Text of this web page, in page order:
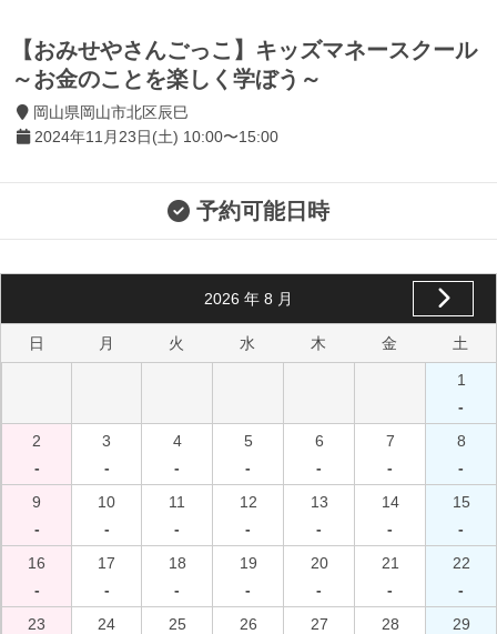
【おみせやさんごっこ】キッズマネースクール
～お金のことを楽しく学ぼう～
岡山県岡山市北区辰巳
2024年11月23日(土) 10:00〜15:00
予約可能日時
2026 年 8 月
日 月 火 水 木 金 土
1
-
2
-
3
-
4
-
5
-
6
-
7
-
8
-
9
-
10
-
11
-
12
-
13
-
14
-
15
-
16
-
17
-
18
-
19
-
20
-
21
-
22
-
23
24
25
26
27
28
29